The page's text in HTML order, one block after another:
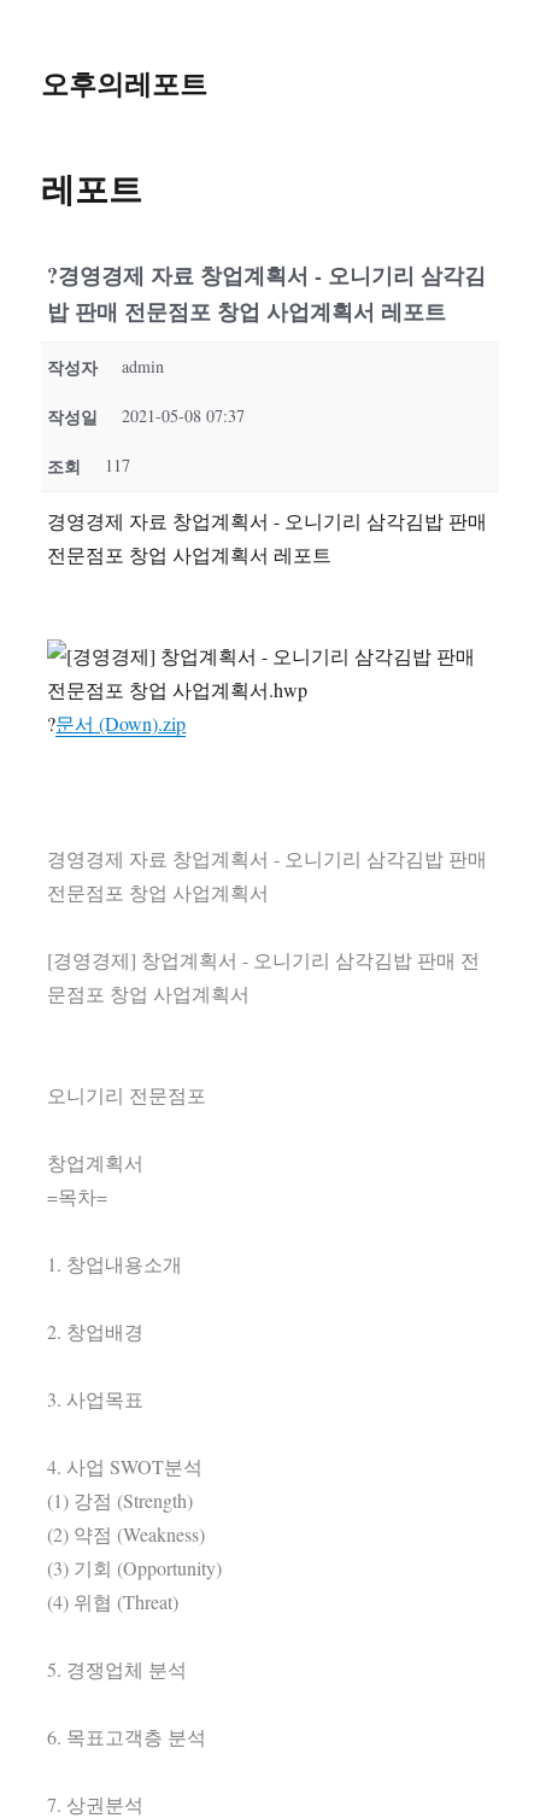
오후의레포트
레포트
?경영경제 자료 창업계획서 - 오니기리 삼각김
밥 판매 전문점포 창업 사업계획서 레포트
작성자 admin
작성일 2021-05-08 07:37
조회 117
경영경제 자료 창업계획서 - 오니기리 삼각김밥 판매
전문점포 창업 사업계획서 레포트
?문서 (Down).zip
경영경제 자료 창업계획서 - 오니기리 삼각김밥 판매
전문점포 창업 사업계획서
[경영경제] 창업계획서 - 오니기리 삼각김밥 판매 전
문점포 창업 사업계획서
오니기리 전문점포
창업계획서
=목차=
1. 창업내용소개
2. 창업배경
3. 사업목표
4. 사업 SWOT분석
(1) 강점 (Strength)
(2) 약점 (Weakness)
(3) 기회 (Opportunity)
(4) 위협 (Threat)
5. 경쟁업체 분석
6. 목표고객층 분석
7. 상권분석